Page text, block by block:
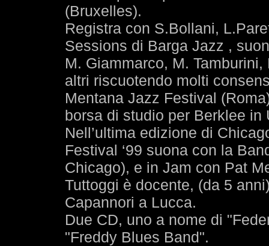
(Bruxelles).
Registra con S.Bollani,
Sessions di Barga Jazz ,
M. Giammarco, M.
altri riscuotendo molti
Mentana Jazz Festival
borsa di studio per Berklee in
Nell’ultima edizione di
Festival ‘99 suona con la
Chicago), e in Jam con Pat
Tuttoggi è docente, (da 5
Capannori a Lucca.
Due CD, uno a nome di
"Freddy Blues Band".